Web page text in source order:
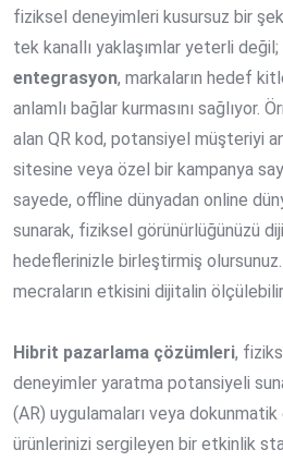
fiziksel deneyimleri kusursuz bir
tek kanallı yaklaşımlar yeterli değil;
entegrasyon, markaların hedef
anlamlı bağlar kurmasını sağlıyor.
alan QR kod, potansiyel müşteriyi
sitesine veya özel bir kampanya
sayede, offline dünyadan online
sunarak, fiziksel görünürlüğünüzü
hedeflerinizle birleştirmiş
mecraların etkisini dijitalin
Hibrit pazarlama çözümleri,
deneyimler yaratma potansiyeli
(AR) uygulamaları veya dokunmatik
ürünlerinizi sergileyen bir etkinlik